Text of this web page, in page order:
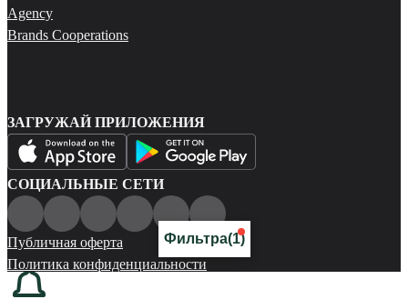
Фильтра(1)
Agency
Brands Cooperations
ЗАГРУЖАЙ ПРИЛОЖЕНИЯ
СОЦИАЛЬНЫЕ СЕТИ
Публичная оферта
Политика конфиденциальности
Карта сайта